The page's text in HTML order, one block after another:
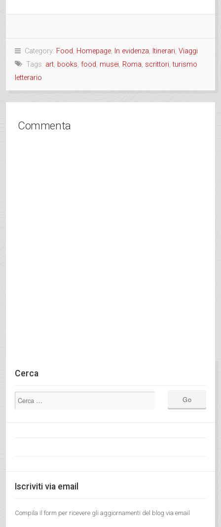
Category: Food, Homepage, In evidenza, Itinerari, Viaggi
Tags: art, books, food, musei, Roma, scrittori,turismo
letterario
Commenta
Cerca
Iscriviti via email
Compila il form per ricevere gli aggiornamenti del blog via email